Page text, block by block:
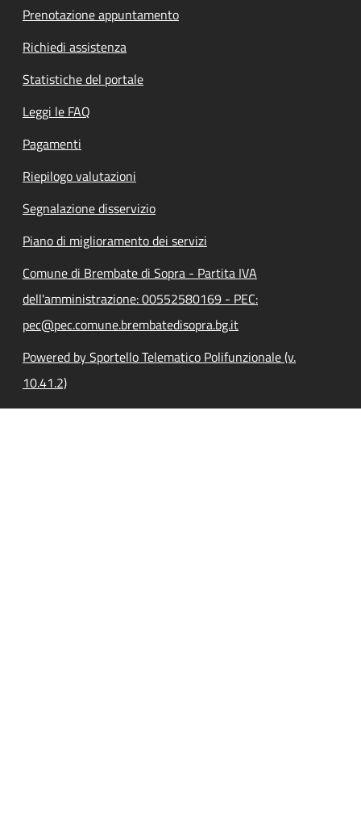
Prenotazione appuntamento
Richiedi assistenza
Statistiche del portale
Leggi le FAQ
Pagamenti
Riepilogo valutazioni
Segnalazione disservizio
Piano di miglioramento dei servizi
Comune di Brembate di Sopra - Partita IVA
dell'amministrazione: 00552580169 - PEC:
pec@pec.comune.brembatedisopra.bg.it
Powered by Sportello Telematico Polifunzionale (v.
10.41.2)